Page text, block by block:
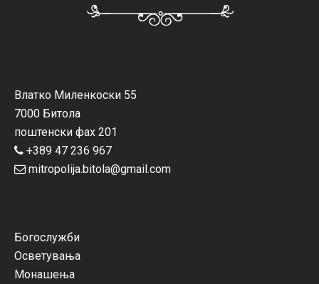
Влатко Миленкоски 55
7000 Битола
поштенски фах 201
+389 47 236 967
mitropolija.bitola@gmail.com
Богослужби
Осветувања
Монашења